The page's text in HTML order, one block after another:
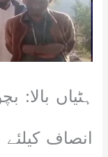
ہٹیاں بالا:
انصاف